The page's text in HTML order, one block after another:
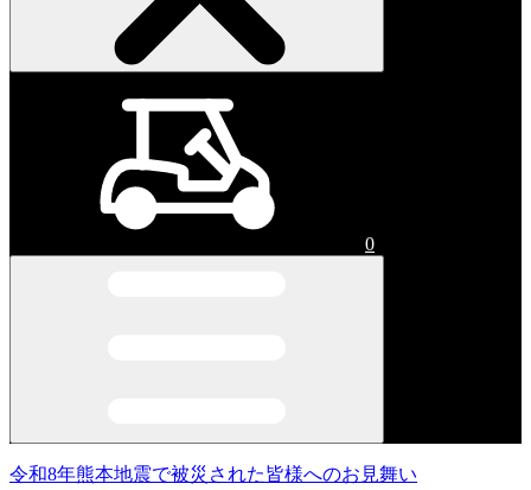
0
令和8年熊本地震で被災された皆様へのお見舞い